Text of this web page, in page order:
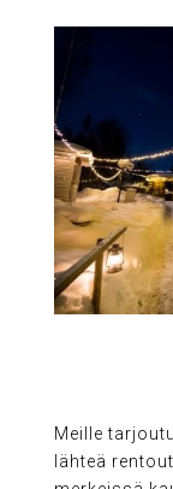
Meille
lähteä